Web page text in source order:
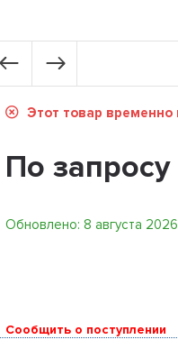
Этот товар временно
По запросу
Обновлено: 8 августа 2026
Сообщить о поступлении